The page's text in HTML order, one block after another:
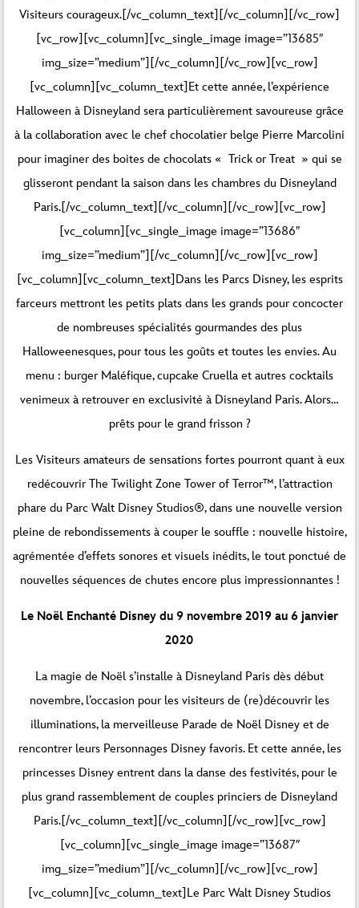
Visiteurs courageux.[/vc_column_text][/vc_column][/vc_row]
[vc_row][vc_column][vc_single_image image=”13685″
img_size=”medium”][/vc_column][/vc_row][vc_row]
[vc_column][vc_column_text]Et cette année, l’expérience
Halloween à Disneyland sera particulièrement savoureuse grâce
à la collaboration avec le chef chocolatier belge Pierre Marcolini
pour imaginer des boites de chocolats « Trick or Treat » qui se
glisseront pendant la saison dans les chambres du Disneyland
Paris.[/vc_column_text][/vc_column][/vc_row][vc_row]
[vc_column][vc_single_image image=”13686″
img_size=”medium”][/vc_column][/vc_row][vc_row]
[vc_column][vc_column_text]Dans les Parcs Disney, les esprits
farceurs mettront les petits plats dans les grands pour concocter
de nombreuses spécialités gourmandes des plus
Halloweenesques, pour tous les goûts et toutes les envies. Au
menu : burger Maléfique, cupcake Cruella et autres cocktails
venimeux à retrouver en exclusivité à Disneyland Paris. Alors…
prêts pour le grand frisson ?
Les Visiteurs amateurs de sensations fortes pourront quant à eux
redécouvrir The Twilight Zone Tower of Terror™, l’attraction
phare du Parc Walt Disney Studios®, dans une nouvelle version
pleine de rebondissements à couper le souffle : nouvelle histoire,
agrémentée d’effets sonores et visuels inédits, le tout ponctué de
nouvelles séquences de chutes encore plus impressionnantes !
Le Noël Enchanté Disney du 9 novembre 2019 au 6 janvier
2020
La magie de Noël s’installe à Disneyland Paris dès début
novembre, l’occasion pour les visiteurs de (re)découvrir les
illuminations, la merveilleuse Parade de Noël Disney et de
rencontrer leurs Personnages Disney favoris. Et cette année, les
princesses Disney entrent dans la danse des festivités, pour le
plus grand rassemblement de couples princiers de Disneyland
Paris.[/vc_column_text][/vc_column][/vc_row][vc_row]
[vc_column][vc_single_image image=”13687″
img_size=”medium”][/vc_column][/vc_row][vc_row]
[vc_column][vc_column_text]Le Parc Walt Disney Studios